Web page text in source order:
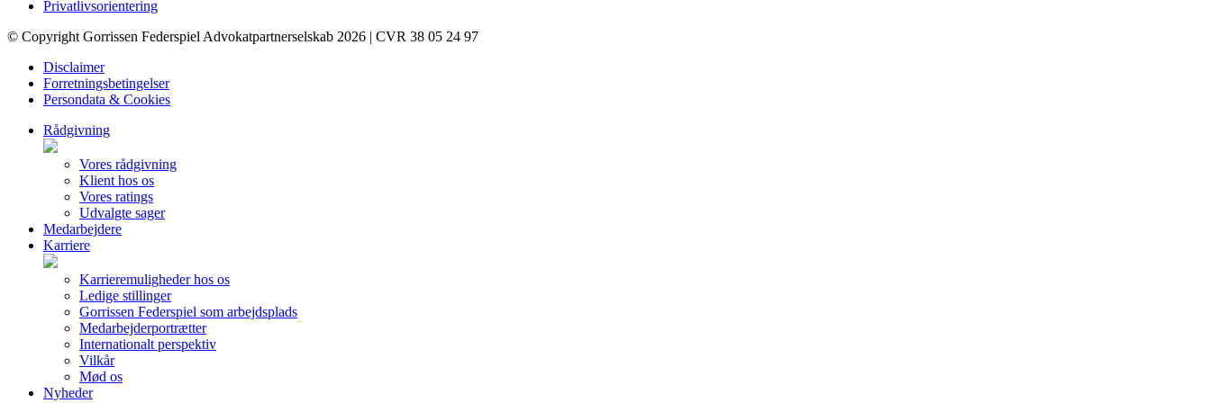
Privatlivsorientering
© Copyright Gorrissen Federspiel Advokatpartnerselskab 2026 | CVR 38 05 24 97
Disclaimer
Forretningsbetingelser
Persondata & Cookies
Rådgivning
Vores rådgivning
Klient hos os
Vores ratings
Udvalgte sager
Medarbejdere
Karriere
Karrieremuligheder hos os
Ledige stillinger
Gorrissen Federspiel som arbejdsplads
Medarbejderportrætter
Internationalt perspektiv
Vilkår
Mød os
Nyheder